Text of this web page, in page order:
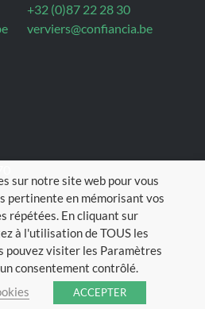
+32 (0)87 22 28 30
verviers@confiancia.be
sur notre site web pour vous
pertinente en mémorisant vos
répétées. En cliquant sur
à l'utilisation de TOUS les
pouvez visiter les Paramètres
consentement contrôlé.
ACCEPTER